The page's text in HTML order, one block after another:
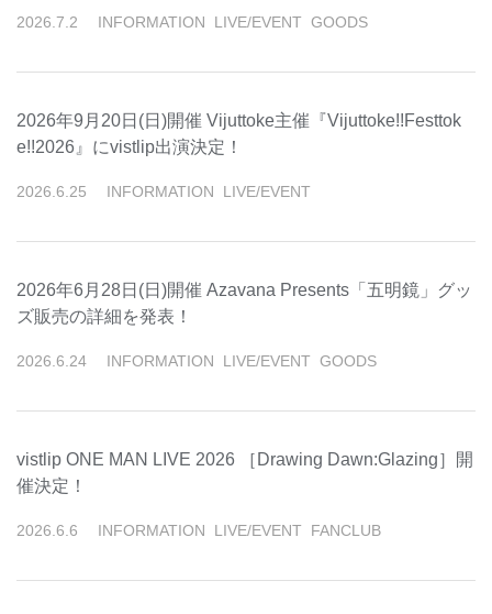
2026 7 2 INFORMATION LIVE/EVENT GOODS
2026年9月20日(日)開催 Vijuttoke主催『Vijuttoke!!Festtok
e!!2026』にvistlip出演決定！
2026 6 25 INFORMATION LIVE/EVENT
2026年6月28日(日)開催 Azavana Presents「五明鏡」グッ
ズ販売の詳細を発表！
2026 6 24 INFORMATION LIVE/EVENT GOODS
vistlip ONE MAN LIVE 2026 ［Drawing Dawn:Glazing］開
催決定！
2026 6 6 INFORMATION LIVE/EVENT FANCLUB